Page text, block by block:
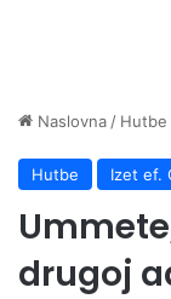
Naslovna / Hutbe
Hutbe Izet ef.
drugoj